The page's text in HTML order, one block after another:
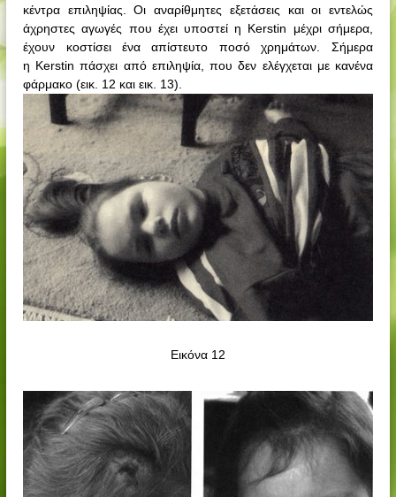
κέντρα επιληψίας. Οι αναρίθμητες εξετάσεις και οι εντελώς
άχρηστες αγωγές που έχει υποστεί η Kerstin μέχρι σήμερα,
έχουν κοστίσει ένα απίστευτο ποσό χρημάτων. Σήμερα
η Kerstin πάσχει από επιληψία, που δεν ελέγχεται με κανένα
φάρμακο (εικ. 12 και εικ. 13).
Εικόνα 12